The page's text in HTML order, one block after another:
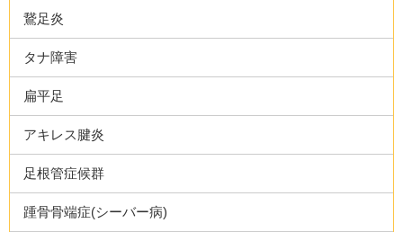
鵞足炎
タナ障害
扁平足
アキレス腱炎
足根管症候群
踵骨骨端症(シーバー病)